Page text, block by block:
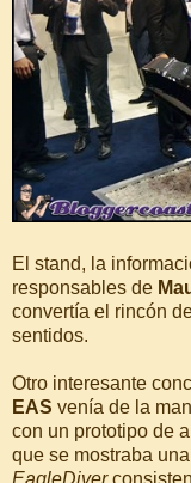
El stand, la
responsables de
convertía el rincón
sentidos.
Otro interesante
EAS venía de la
con un prototipo de
que se mostraba
EagleDiver